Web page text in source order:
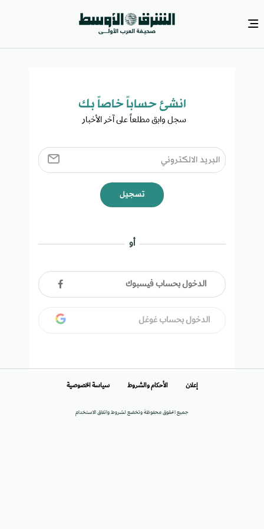
انشئ حساباً خاصاً بك​
سجل وابق مطلعاً على آخر الأخبار ​
تسجيل
أو
الدخول بحساب فيسبوك
الدخول بحساب غوغل
جميع الحقوق محفوظة وتخضع لشروط واتفاق الاستخدام
إعلان الأحكام والشروط سياسة الخصوصية